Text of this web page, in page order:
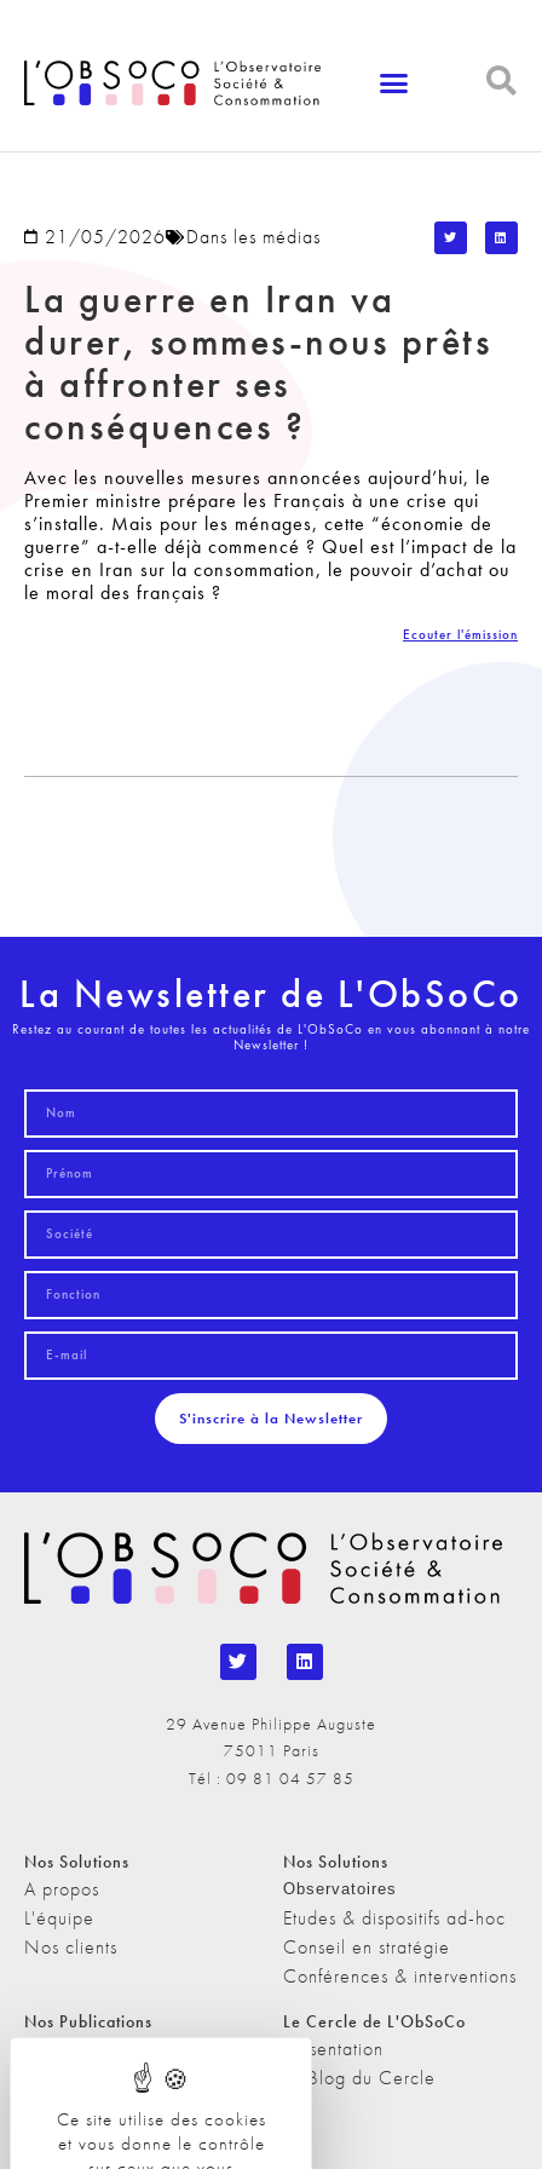
Ce site utilise des cookies
et vous donne le contrôle
21/05/2026 Dans les médias
La guerre en Iran va
durer, sommes-nous prêts
à affronter ses
conséquences ?
Avec les nouvelles mesures annoncées aujourd’hui, le
Premier ministre prépare les Français à une crise qui
s’installe. Mais pour les ménages, cette “économie de
guerre” a-t-elle déjà commencé ? Quel est l’impact de la
crise en Iran sur la consommation, le pouvoir d’achat ou
le moral des français ?
Ecouter l'émission
La Newsletter de L'ObSoCo
Restez au courant de toutes les actualités de L'ObSoCo en vous abonnant à notre
Newsletter !
S'inscrire à la Newsletter
29 Avenue Philippe Auguste
75011 Paris
Tél : 09 81 04 57 85
Nos Solutions
A propos
L'équipe
Nos clients
Nos Solutions
Observatoires
Etudes & dispositifs ad-hoc
Conseil en stratégie
Conférences & interventions
Nos Publications
Les Podcasts de L'ObSoCo
L'ObSoCo dans les médias
Le Cercle de L'ObSoCo
Présentation
Le Blog du Cercle
Contacts